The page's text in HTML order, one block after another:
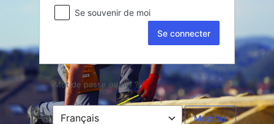
Se souvenir de moi
Mot de passe oublié ?
Langue